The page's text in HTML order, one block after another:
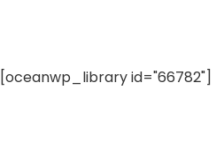
[oceanwp_library id="66782"]